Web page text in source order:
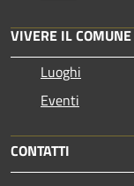
VIVERE IL COMUNE
Luoghi
Eventi
CONTATTI